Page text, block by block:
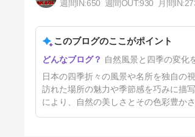
7日前
週間IN:650 週間OUT:930 月間IN:
このブログのここがポイント
自然風景と四季の変化
日本の四季折々の風景や名所を独自の
訪れた場所の魅力や季節感を巧みに描
により、自然の美しさとその色彩豊か